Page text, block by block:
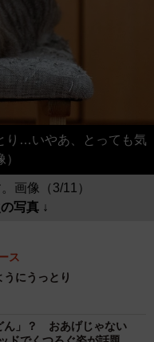
り…いやあ、とっても気
画像（3/11）
写真 ↓
ス
うにうっとり
ん」？ おあげじゃない